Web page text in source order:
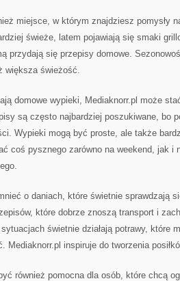
miejsce, w którym znajdziesz pomysły
świeże, latem pojawiają się smaki
przydają się przepisy domowe.
większa świeżość.
domowe wypieki, Mediaknorr.pl może
są często najbardziej poszukiwane, bo
Wypieki mogą być proste, ale także
coś pysznego zarówno na weekend, jak i
o daniach, które świetnie sprawdzają
które dobrze znoszą transport i
świetnie działają potrawy, które
Mediaknorr.pl inspiruje do tworzenia
również pomocna dla osób, które chcą